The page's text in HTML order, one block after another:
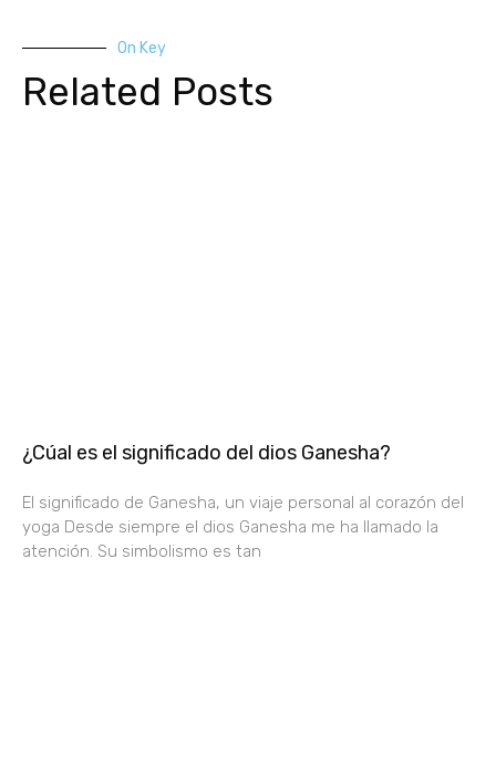
On Key
Related Posts
¿Cúal es el significado del dios Ganesha?
El significado de Ganesha, un viaje personal al corazón del
yoga Desde siempre el dios Ganesha me ha llamado la
atención. Su simbolismo es tan